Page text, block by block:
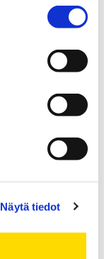
Näytä tiedot